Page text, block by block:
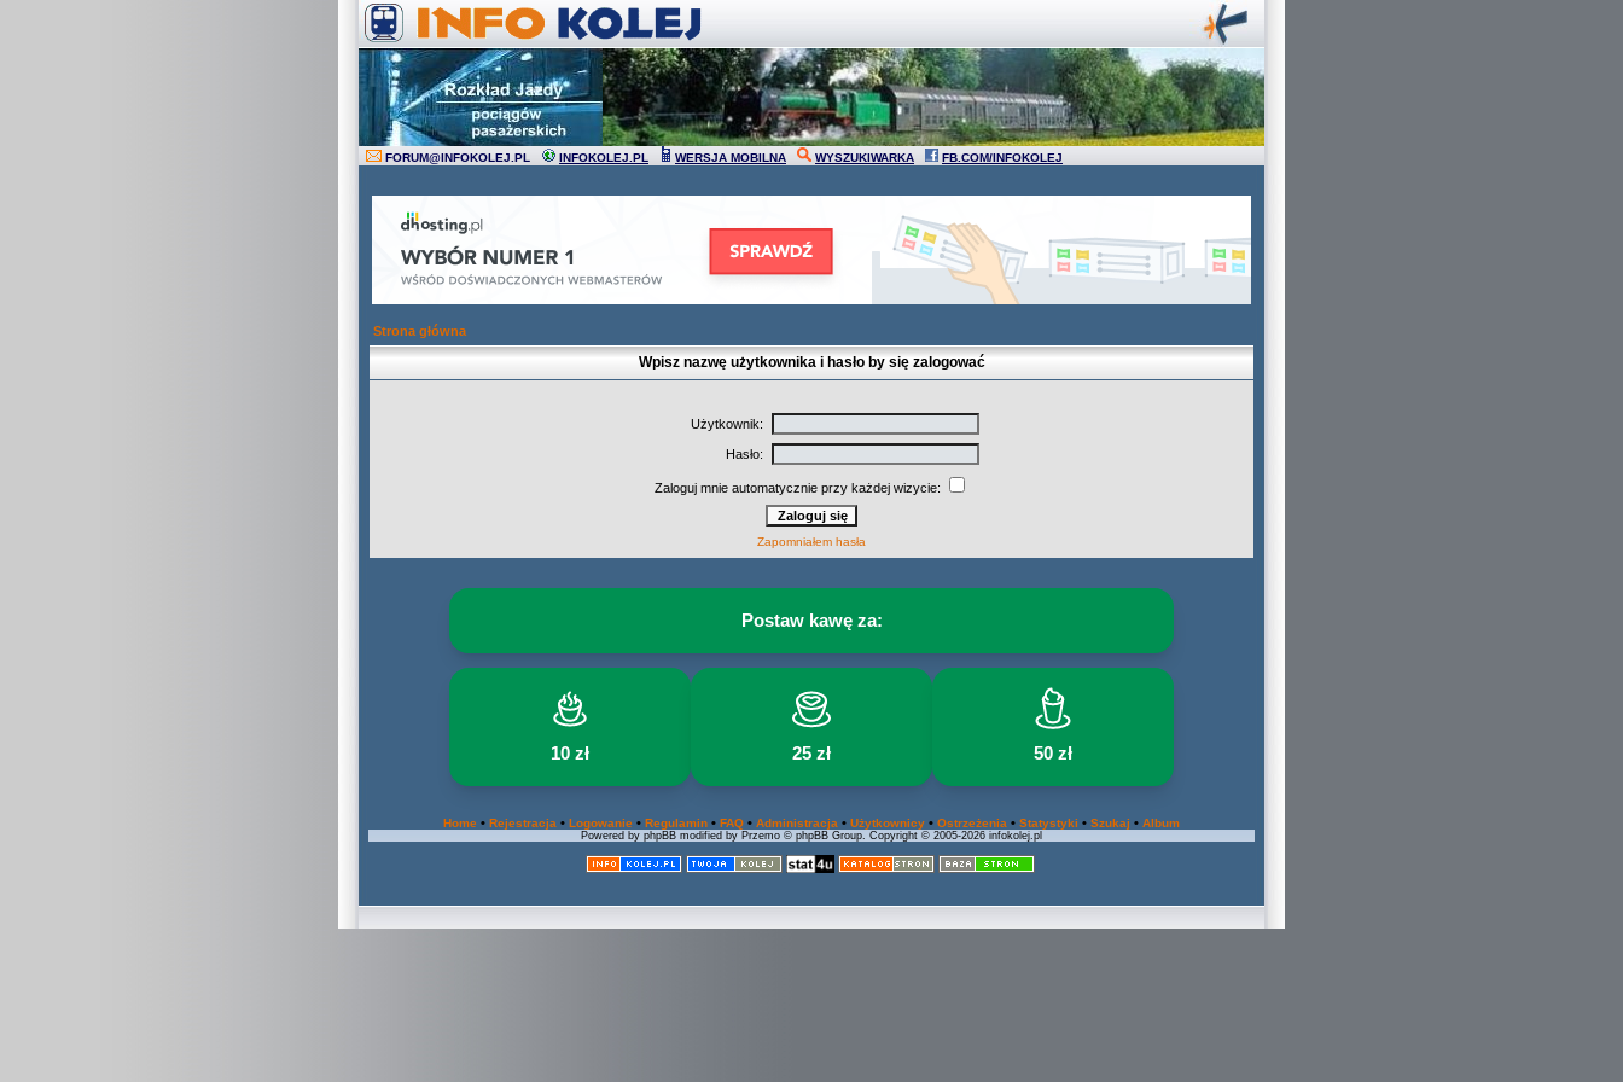
FORUM@INFOKOLEJ.PL INFOKOLEJ.PL WERSJA MOBILNA WYSZUKIWARKA FB.COM/INFOKOLEJ
Strona główna
Wpisz nazwę użytkownika i hasło by się zalogować
Użytkownik:
Hasło:
Zaloguj mnie automatycznie przy każdej wizycie:
Zapomniałem hasła
Postaw kawę za:
10 zł 25 zł 50 zł
Home • Rejestracja • Logowanie • Regulamin • FAQ • Administracja • Użytkownicy • Ostrzeżenia • Statystyki • Szukaj • Album
Powered by phpBB modified by Przemo © phpBB Group. Copyright © 2005-2026 infokolej.pl